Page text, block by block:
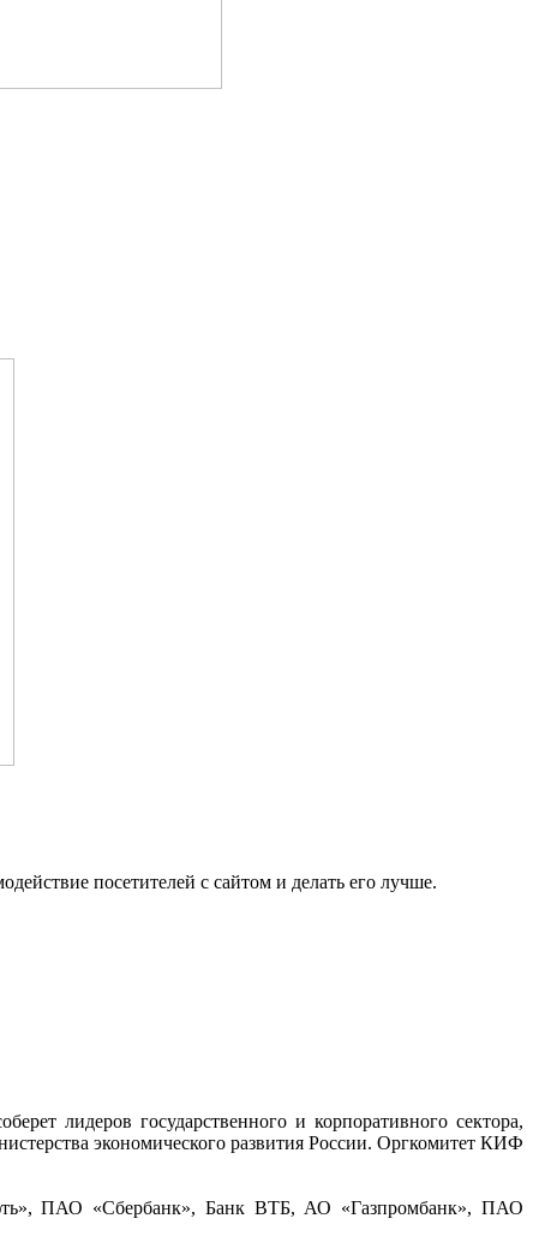
посетителей с сайтом и делать его лучше.
лидеров государственного и корпоративного сектора,
экономического развития России. Оргкомитет КИФ
ПАО «Сбербанк», Банк ВТБ, АО «Газпромбанк», ПАО